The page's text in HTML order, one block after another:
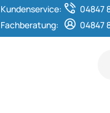
Kundenservice:
04847
Fachberatung:
04847